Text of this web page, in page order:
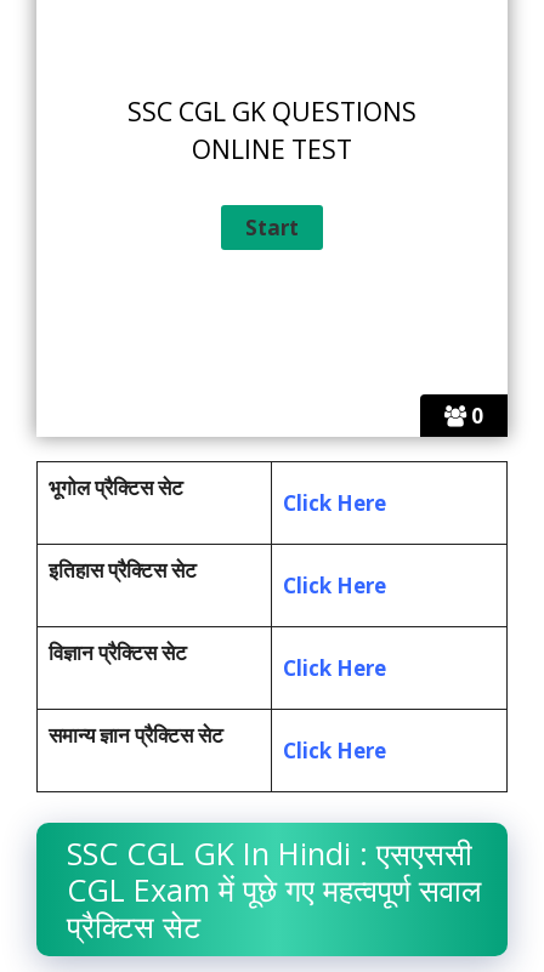
0
SSC CGL GK QUESTIONS
ONLINE TEST
भूगोल प्रैक्टिस सेट
Click Here
इतिहास प्रैक्टिस सेट
Click Here
विज्ञान प्रैक्टिस सेट
Click Here
समान्य ज्ञान प्रैक्टिस सेट
Click Here
SSC CGL GK In Hindi : एसएससी
CGL Exam में पूछे गए महत्वपूर्ण सवाल
प्रैक्टिस सेट